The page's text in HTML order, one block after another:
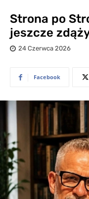
Strona po
jeszcze
24 Czerwca 2026
Facebook